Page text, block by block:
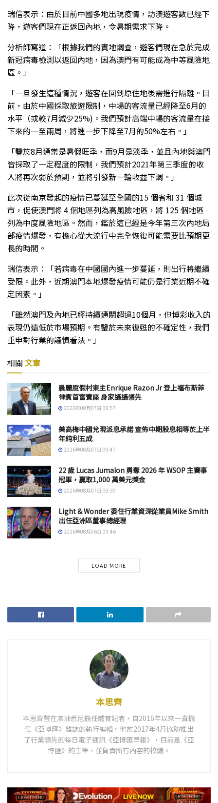
瑞信表示：由於目前中國多地出現疫情，訪澳遊客數已經下
降，遊客們現在正返回內地，令暑期需求下降。
分析師寫道：「根據我們的實地調查，遊客們現在急於完成
新冠病毒檢測以返回內地，因為澳門有可能成為中等風險地
區。」
「一旦發生這種情況，遊客在回到原住地後需進行隔離。目
前，由於中國採取旅遊限制，中場的客流量已經降至6月的
水平（或較7月減少25%)。我們預計高端中場的客流量在接
下來的一至兩周，將進一步下降至7月的50%左右。」
「鑒於8月通常是暑假旺季，而9月是淡季，並且內地與澳門
皆採取了一定程度的限制，我們預計2021年第三季度的收
入將再次弱於預期，並將引發新一輪收益下調。」
此次從南京發起的疫情已蔓延至全國的15 個省和 31 個城
市，促使澳門將 4 個地區列為高風險地區，將 125 個地區
列為中度風險地區。然而，鑑於這已經是今年第三次內地局
部疫情爆發，有擔心從大流行中完全恢復可能需要比預期更
長的時間。
瑞信表示：「若病毒在中國國內進一步蔓延，則出行將繼續
受限。此外，近期澳門本地爆發疫情可能仍是行業近期不確
定因素。」
「雖然澳門及內地已經持續通關超過10個月，但博彩收入的
表現仍遠低於市場預期。有鑒於未來復甦的不確定性，我們
重申對行業的謹慎看法。」
相關 文章
晨麗度假村東主Enrique Razon Jr 登上福布斯菲
律賓首富寶座 身家遙遙領先
2026年08月07日 09:57
美高梅中國兌現派息承諾 宣佈中期股息相等於上半
年純利五成
2026年08月07日 09:47
22 歲 Lucas Jumalon 勇奪 2026 年 WSOP 主賽事
冠軍，贏取1,000 萬美元獎金
2026年08月07日 09:30
Light & Wonder 委任行業資深從業員Mike Smith
出任亞洲區董事總經理
2026年08月06日 09:46
LOAD MORE
本思齊
本思齊曾在澳洲悉尼擔任體育記者，自2016年以來一直擔
任《亞博匯》雜誌的執行編輯。他於2017年4月協助推出
了行業領先的每日電子通訊《亞博匯早報》，目前是《亞
博匯》的主筆，並負責所有內容的校編。